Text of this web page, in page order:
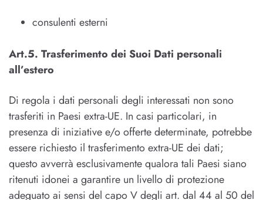
consulenti esterni
Art.5. Trasferimento dei Suoi Dati personali
all’estero
Di regola i dati personali degli interessati non sono
trasferiti in Paesi extra-UE. In casi particolari, in
presenza di iniziative e/o offerte determinate, potrebbe
essere richiesto il trasferimento extra-UE dei dati;
questo avverrà esclusivamente qualora tali Paesi siano
ritenuti idonei a garantire un livello di protezione
adeguato ai sensi del capo V degli art. dal 44 al 50 del